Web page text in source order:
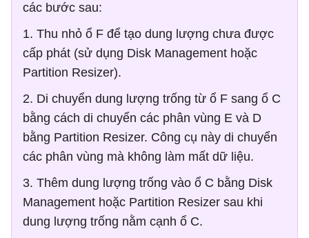
các bước sau:
1. Thu nhỏ ổ F để tạo dung lượng chưa được
cấp phát (sử dụng Disk Management hoặc
Partition Resizer).
2. Di chuyển dung lượng trống từ ổ F sang ổ C
bằng cách di chuyển các phân vùng E và D
bằng Partition Resizer. Công cụ này di chuyển
các phân vùng mà không làm mất dữ liệu.
3. Thêm dung lượng trống vào ổ C bằng Disk
Management hoặc Partition Resizer sau khi
dung lượng trống nằm cạnh ổ C.